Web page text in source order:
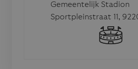
Gemeentelijk Stadion
Sportpleinstraat 11,